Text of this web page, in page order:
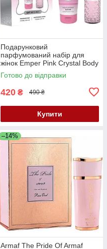
Подарунковий
парфумований набір для
жінок Emper Pink Crystal Body
Mist 250 мл + лосьйон для
тіла 250 мл
Готово до відправки
420 ₴ 490 ₴
Купити
–14%
Armaf The Pride Of Armaf